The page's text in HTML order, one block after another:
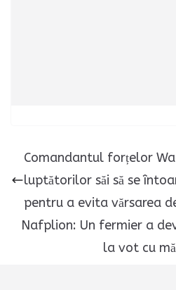
Comandantul forțelor
luptătorilor săi să se
pentru a evita vărsarea
Nafplion: Un fermier a
la vot cu